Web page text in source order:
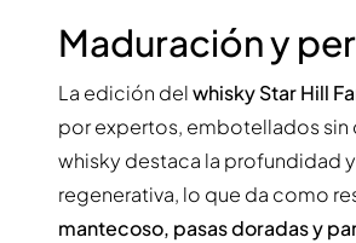
Maduración y
La edición delwhisky Star Hill
por expertos, embotellados sin
whisky destaca la profundidad
regenerativa, lo que da como
mantecoso, pasas doradas y